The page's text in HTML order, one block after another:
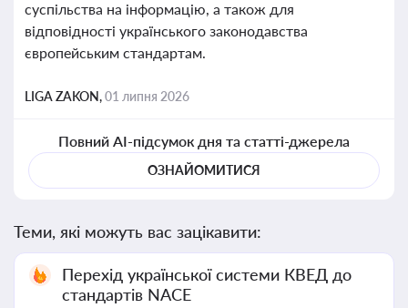
суспільства на інформацію, а також для
відповідності українського законодавства
європейським стандартам.
LIGA ZAKON,01 липня 2026
Повний AI-підсумок дня та статті-джерела
ОЗНАЙОМИТИСЯ
Теми, які можуть вас зацікавити:
Перехід української системи КВЕД до
стандартів NACE